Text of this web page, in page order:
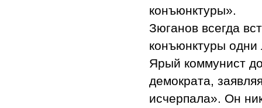
конъюнктуры».
Зюганов всегда
конъюнктуры одни
Ярый коммунист
демократа,
исчерпала». Он